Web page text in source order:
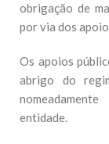
obrigação de
por via dos
Os apoios
abrigo do
entidade.